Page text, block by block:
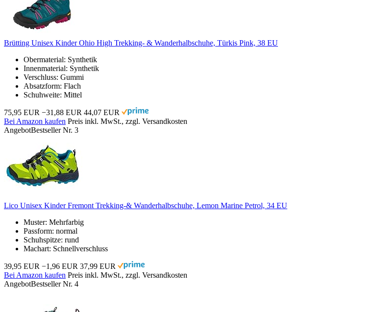
Brütting Unisex Kinder Ohio High Trekking- & Wanderhalbschuhe, Türkis Pink, 38 EU
Obermaterial: Synthetik
Innenmaterial: Synthetik
Verschluss: Gummi
Absatzform: Flach
Schuhweite: Mittel
75,95 EUR −31,88 EUR 44,07 EUR
Bei Amazon kaufen Preis inkl. MwSt., zzgl. Versandkosten
AngebotBestseller Nr. 3
Lico Unisex Kinder Fremont Trekking-& Wanderhalbschuhe, Lemon Marine Petrol, 34 EU
Muster: Mehrfarbig
Passform: normal
Schuhspitze: rund
Machart: Schnellverschluss
39,95 EUR −1,96 EUR 37,99 EUR
Bei Amazon kaufen Preis inkl. MwSt., zzgl. Versandkosten
AngebotBestseller Nr. 4